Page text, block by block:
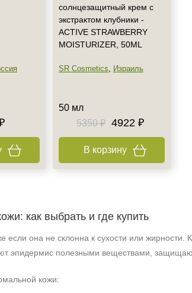
солнцезащитный крем с
экстрактом клубники -
ACTIVE STRAWBERRY
MOISTURIZER, 50ML
SR Cosmetics, Израиль
50 мл
5350 ₽ 4922 ₽
В корзину
как выбрать и где купить
если она не склонна к сухости или
эпидермис полезными веществами,
кожи: